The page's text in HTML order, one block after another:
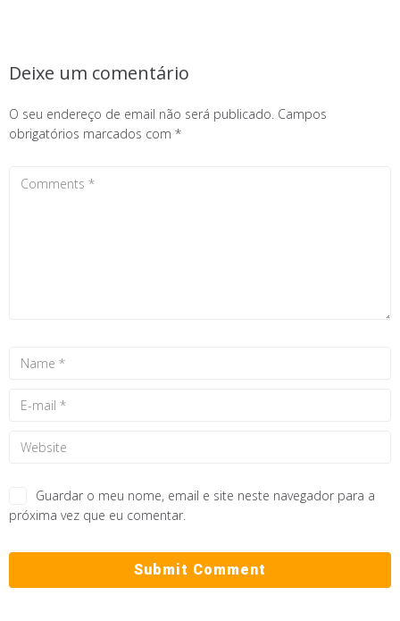
Deixe um comentário
O seu endereço de email não será publicado. Campos
obrigatórios marcados com *
Guardar o meu nome, email e site neste navegador para a
próxima vez que eu comentar.